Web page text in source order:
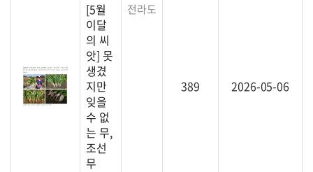
[5월
이달
의 씨
앗] 못
생겼
지만
잊을
수 없
는 무,
조선
무
전라도 지역에서 오래도록 이어온 '판엽계
389 2026-05-06